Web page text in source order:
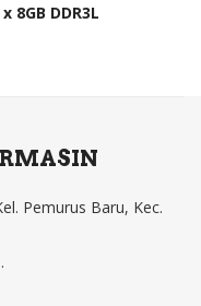
8GB DDR3L
Pemurus Baru, Kec.